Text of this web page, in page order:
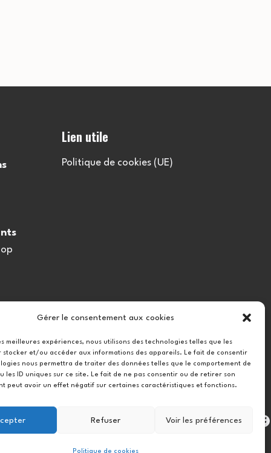
Gérer le consentement aux cookies
meilleures expériences, nous utilisons des technologies telles que les
stocker et/ou accéder aux informations des appareils. Le fait de consentir
nous permettra de traiter des données telles que le comportement de
les ID uniques sur ce site. Le fait de ne pas consentir ou de retirer son
peut avoir un effet négatif sur certaines caractéristiques et fonctions.
Refuser Voir les préférences
Politique de cookies
Lien utile
Politique de cookies (UE)